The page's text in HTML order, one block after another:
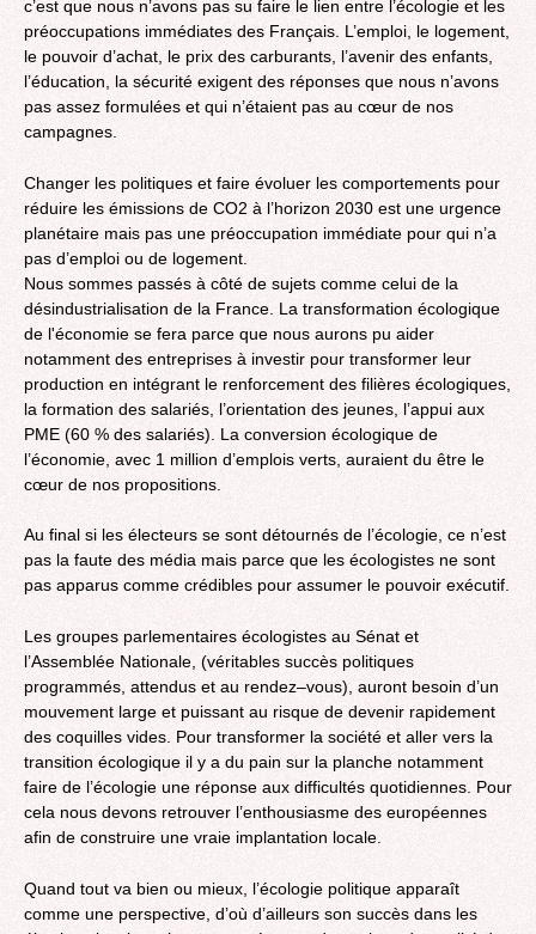
c’est que nous n’avons pas su faire le lien entre l’écologie et les
préoccupations immédiates des Français. L’emploi, le logement,
le pouvoir d’achat, le prix des carburants, l’avenir des enfants,
l’éducation, la sécurité exigent des réponses que nous n’avons
pas assez formulées et qui n’étaient pas au cœur de nos
campagnes.
Changer les politiques et faire évoluer les comportements pour
réduire les émissions de CO2 à l’horizon 2030 est une urgence
planétaire mais pas une préoccupation immédiate pour qui n’a
pas d’emploi ou de logement.
Nous sommes passés à côté de sujets comme celui de la
désindustrialisation de la France. La transformation écologique
de l'économie se fera parce que nous aurons pu aider
notamment des entreprises à investir pour transformer leur
production en intégrant le renforcement des filières écologiques,
la formation des salariés, l’orientation des jeunes, l’appui aux
PME (60 % des salariés). La conversion écologique de
l’économie, avec 1 million d’emplois verts, auraient du être le
cœur de nos propositions.
Au final si les électeurs se sont détournés de l’écologie, ce n’est
pas la faute des média mais parce que les écologistes ne sont
pas apparus comme crédibles pour assumer le pouvoir exécutif.
Les groupes parlementaires écologistes au Sénat et
l’Assemblée Nationale, (véritables succès politiques
programmés, attendus et au rendez–vous), auront besoin d’un
mouvement large et puissant au risque de devenir rapidement
des coquilles vides. Pour transformer la société et aller vers la
transition écologique il y a du pain sur la planche notamment
faire de l’écologie une réponse aux difficultés quotidiennes. Pour
cela nous devons retrouver l’enthousiasme des européennes
afin de construire une vraie implantation locale.
Quand tout va bien ou mieux, l’écologie politique apparaît
comme une perspective, d’où d’ailleurs son succès dans les